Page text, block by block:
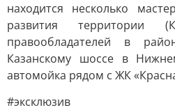
находится несколько
развития территории
правообладателей в
Казанскому шоссе в
автомойка рядом с ЖК
#эксклюзив